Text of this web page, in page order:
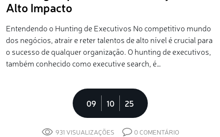
Alto Impacto
Entendendo o Hunting de Executivos No competitivo mundo
dos negócios, atrair e reter talentos de alto nível é crucial para
o sucesso de qualquer organização. O hunting de executivos,
também conhecido como executive search, é…
09 10 25
931 VISUALIZAÇÕES 0 COMENTÁRIO